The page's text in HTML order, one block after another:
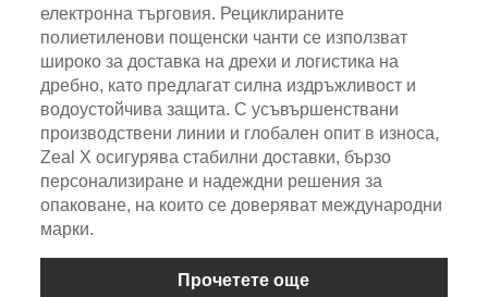
електронна търговия. Рециклираните
полиетиленови пощенски чанти се използват
широко за доставка на дрехи и логистика на
дребно, като предлагат силна издръжливост и
водоустойчива защита. С усъвършенствани
производствени линии и глобален опит в износа,
Zeal X осигурява стабилни доставки, бързо
персонализиране и надеждни решения за
опаковане, на които се доверяват международни
марки.
Прочетете още